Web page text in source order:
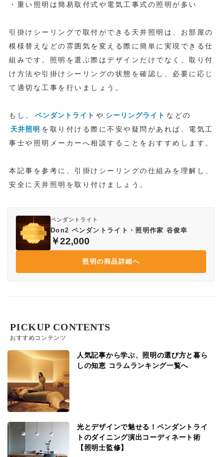
・重い照明は簡易取付式や電気工事式の照明が多い
引掛けシーリングで取付ができる天井照明は、お部屋の
模様替えなどの雰囲気を変える際に簡単に実現できる仕
組みです。照明を選ぶ際はデザインだけでなく、取り付
け方法や引掛けシーリングの状態を確認し、必要に応じ
て適切な工事を行いましょう。
もし、 ペンダントライト や シーリングライト などの
天井照明 を取り付ける際に不安や疑問があれば、電気工
事士や照明メーカーへ相談することをおすすめします。
本記事を参考に、引掛けシーリングの仕組みを理解し、
安全に天井照明を取り付けましょう。
ペンダントライト
Don2 ペンダントライト・照明作家 谷俊幸
￥22,000
照明の商品詳細へ
光とデザインで魅せる！ペンダントライ
トのダイニング演出コーディネート術
【照明士監修】
人気記事から学ぶ、照明の選び方と暮ら
しの知恵 コラムランキング一覧へ
おすすめコンテンツ
PICKUP CONTENTS